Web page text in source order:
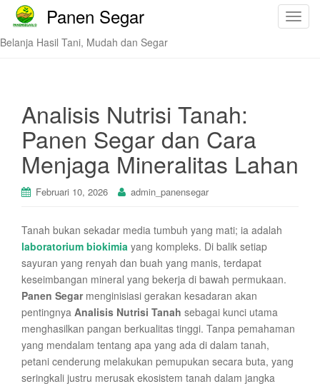
T
i
Panen Segar
Belanja Hasil Tani, Mudah dan Segar
Analisis Nutrisi Tanah:
Panen Segar dan Cara
Menjaga Mineralitas Lahan
Februari 10, 2026 admin_panensegar
Tanah bukan sekadar media tumbuh yang mati; ia adalah
laboratorium biokimia yang kompleks. Di balik setiap
sayuran yang renyah dan buah yang manis, terdapat
keseimbangan mineral yang bekerja di bawah permukaan.
Panen Segarmenginisiasi gerakan kesadaran akan
pentingnya Analisis Nutrisi Tanah sebagai kunci utama
menghasilkan pangan berkualitas tinggi. Tanpa pemahaman
yang mendalam tentang apa yang ada di dalam tanah,
petani cenderung melakukan pemupukan secara buta, yang
seringkali justru merusak ekosistem tanah dalam jangka